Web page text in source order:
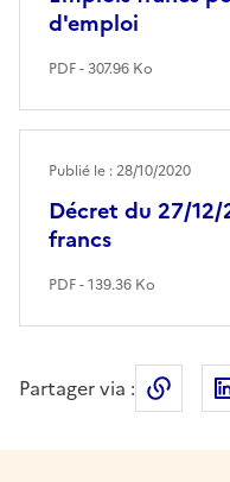
d'emploi
PDF - 307.96 Ko
Décret du 27/
francs
Publié le : 28/10/2020
PDF - 139.36 Ko
Partager via :